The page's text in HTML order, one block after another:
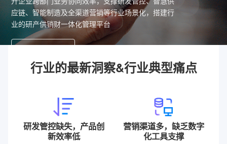
应链、智能制造及全渠道营销等行业场景化，搭建行
业的研产供销财一体化管理平台
行业的最新洞察&行业典型痛点
研发管控缺失，产品创
新效率低
营销渠道多，缺乏数字
化工具支撑